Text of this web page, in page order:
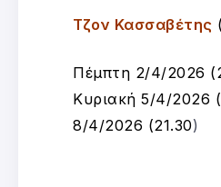
Τζον Κασσαβέτης (
Πέμπτη 2/4/2026
Κυριακή 5/4/2026
8/4/2026 (21.30)